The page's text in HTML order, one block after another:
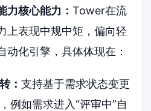
力核心能力：Tower在流
上表现中规中矩，偏向轻
动化引擎，具体体现在：
： 支持基于需求状态变更
例如需求进入“评审中”自